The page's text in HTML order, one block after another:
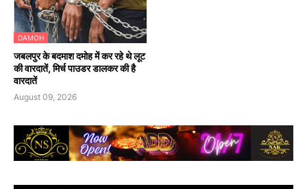
DAMOH
जबलपुर के बदमाश दमोह में कर रहे थे लूट
की वारदातें, मिर्च पाउडर डालकर की है
वारदातें
August 09, 2026